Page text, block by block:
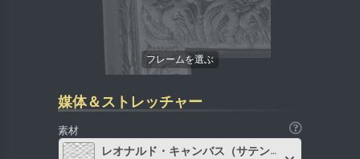
媒体＆ストレッチャー
素材
レオナルド・キャンバス（サテン）